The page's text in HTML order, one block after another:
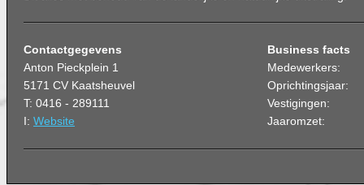
Contactgegevens
Anton Pieckplein 1
5171 CV Kaatsheuvel
T: 0416 - 289111
I: Website
Business facts
Medewerkers:
Oprichtingsjaar:
Vestigingen:
Jaaromzet: